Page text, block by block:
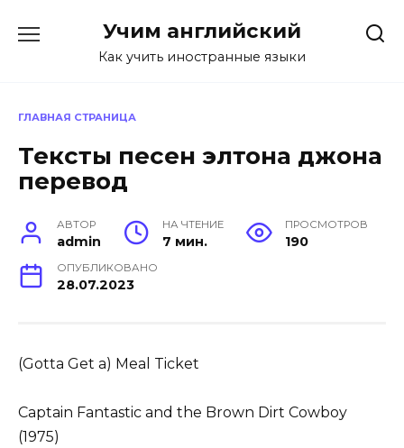
Учим английский
Как учить иностранные языки
ГЛАВНАЯ СТРАНИЦА
Тексты песен элтона джона
перевод
АВТОР
admin
НА ЧТЕНИЕ
7 мин.
ПРОСМОТРОВ
190
ОПУБЛИКОВАНО
28.07.2023
(Gotta Get a) Meal Ticket
Captain Fantastic and the Brown Dirt Cowboy
(1975)